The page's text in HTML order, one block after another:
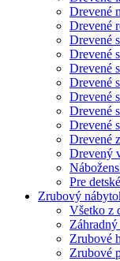
Drevené
Drevené
Drevené
Drevené
Drevené
Drevené
Drevené
Drevené
Drevené
Drevené
Drevený
Pre
Zrubový
Všetko z
Zrubové
Zrubové